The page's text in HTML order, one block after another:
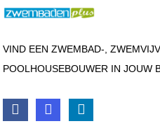
VIND EEN ZWEMBAD-,
POOLHOUSEBOUWER IN JOUW